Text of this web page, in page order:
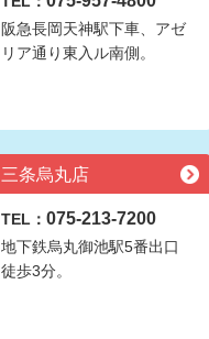
阪急長岡天神駅下車、アゼ
リア通り東入ル南側。
三条烏丸店
TEL： 075-213-7200
地下鉄烏丸御池駅5番出口
徒歩3分。